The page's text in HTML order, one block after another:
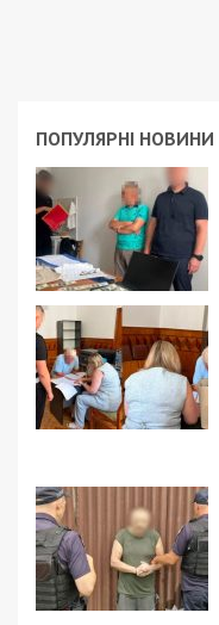
ПОПУЛЯРНІ НОВИНИ